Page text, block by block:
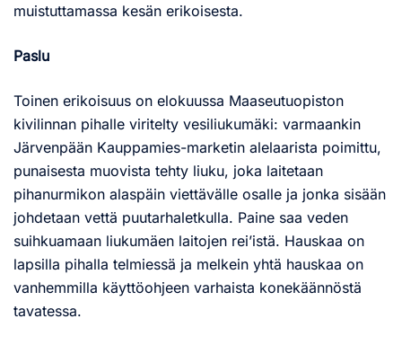
muistuttamassa kesän erikoisesta.
Paslu
Toinen erikoisuus on elokuussa Maaseutuopiston
kivilinnan pihalle viritelty vesiliukumäki: varmaankin
Järvenpään Kauppamies-marketin alelaarista poimittu,
punaisesta muovista tehty liuku, joka laitetaan
pihanurmikon alaspäin viettävälle osalle ja jonka sisään
johdetaan vettä puutarhaletkulla. Paine saa veden
suihkuamaan liukumäen laitojen rei’istä. Hauskaa on
lapsilla pihalla telmiessä ja melkein yhtä hauskaa on
vanhemmilla käyttöohjeen varhaista konekäännöstä
tavatessa.